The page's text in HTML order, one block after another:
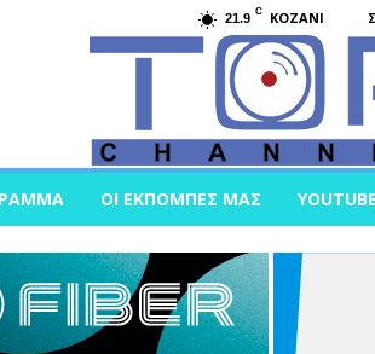
21.9 C KOZANI
ΟΙ ΕΚΠΟΜΠΈΣ ΜΑΣ YOUTUBE